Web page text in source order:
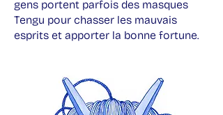
gens portent parfois des masques
Tengu pour chasser les mauvais
esprits et apporter la bonne fortune.